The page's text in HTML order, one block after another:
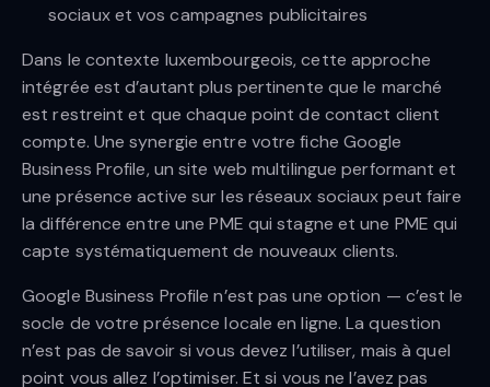
sociaux et vos campagnes publicitaires
Dans le contexte luxembourgeois, cette approche
intégrée est d’autant plus pertinente que le marché
est restreint et que chaque point de contact client
compte. Une synergie entre votre fiche Google
Business Profile, un site web multilingue performant et
une présence active sur les réseaux sociaux peut faire
la différence entre une PME qui stagne et une PME qui
capte systématiquement de nouveaux clients.
Google Business Profile n’est pas une option — c’est le
socle de votre présence locale en ligne. La question
n’est pas de savoir si vous devez l’utiliser, mais à quel
point vous allez l’optimiser. Et si vous ne l’avez pas